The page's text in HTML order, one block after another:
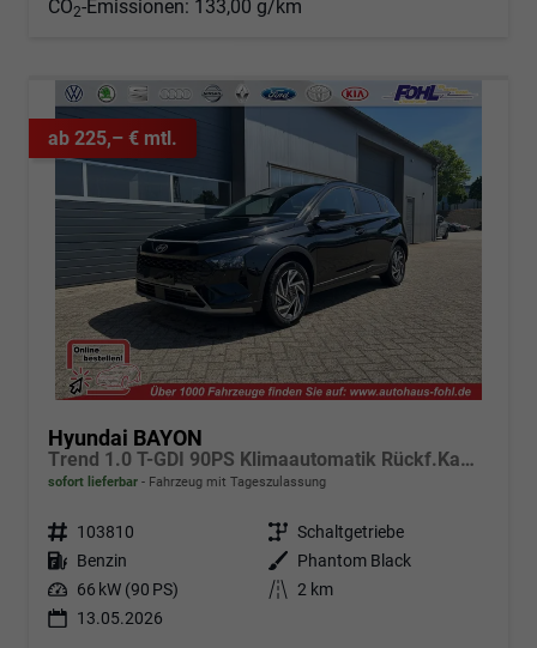
CO2-Emissionen: 133,00 g/km
ab 225,– € mtl.
Hyundai BAYON
Trend 1.0 T-GDI 90PS Klimaautomatik Rückf.Kamera Parksensoren Sitzheizung Lenkradheizung Bluetooth Touchscreen Tempomat Apple CarPlay + Android Auto 16"LM
sofort lieferbar Fahrzeug mit Tageszulassung
Fahrzeugnr. 103810 Getriebe Schaltgetriebe
Kraftstoff Benzin Außenfarbe
Phantom Black
Leistung 66 kW (90 PS) Kilometerstand 2 km
13.05.2026